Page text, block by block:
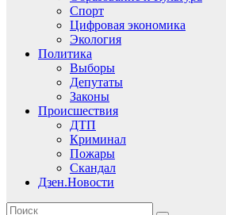
Спорт
Цифровая экономика
Экология
Политика
Выборы
Депутаты
Законы
Происшествия
ДТП
Криминал
Пожары
Скандал
Дзен.Новости